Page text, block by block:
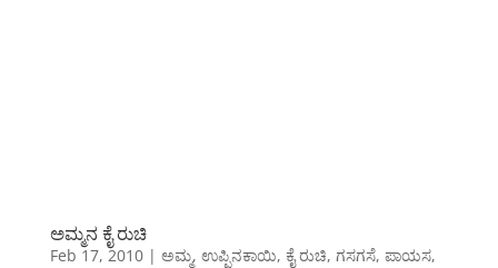
ಅಮ್ಮನ ಕೈ ರುಚಿ
Feb 17, 2010| ಅಮ್ಮ, ಉಪ್ಪಿನಕಾಯಿ, ಕೈ ರುಚಿ, ಗಸಗಸೆ, ಪಾಯಸ,